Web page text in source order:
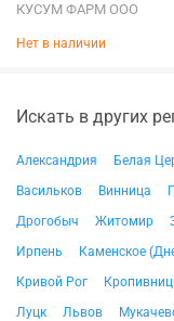
КУСУМ ФАРМ ООО
Нет в наличии
Искать в других
Александрия Белая
Васильков
Винница
Дрогобыч
Житомир
Ирпень
Каменское
Кривой Рог
Луцк
Львов